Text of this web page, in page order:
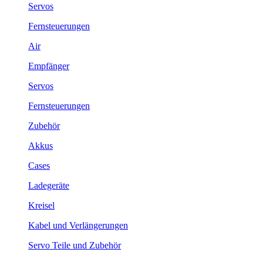
Servos
Fernsteuerungen
Air
Empfänger
Servos
Fernsteuerungen
Zubehör
Akkus
Cases
Ladegeräte
Kreisel
Kabel und Verlängerungen
Servo Teile und Zubehör